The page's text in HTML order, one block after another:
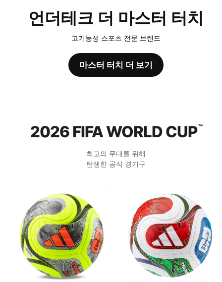
언더테크 더 마스터 터치
고기능성 스포츠 전문 브랜드
마스터 터치 더 보기
2026 FIFA WORLD CUP™
최고의 무대를 위해
탄생한 공식 경기구